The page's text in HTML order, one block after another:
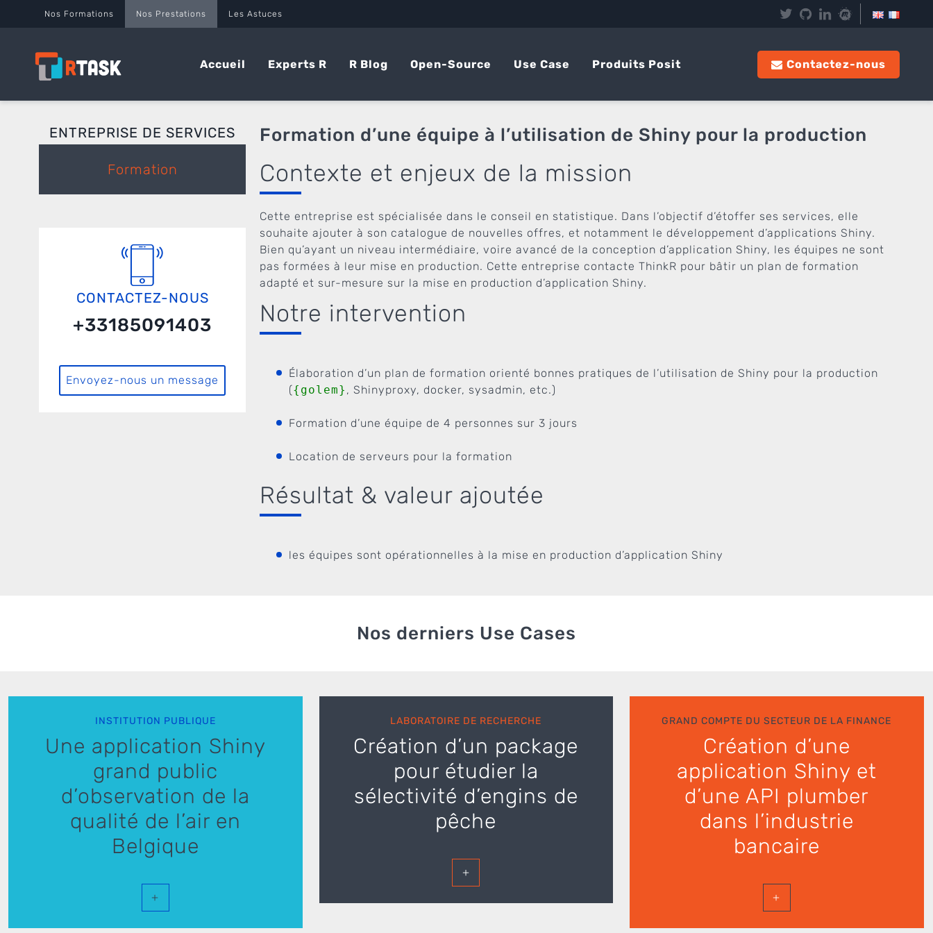
Nos Formations Nos Prestations Les Astuces
Accueil Experts R R Blog Open-Source Use Case Produits Posit Contactez-nous
ENTREPRISE DE SERVICES
Formation
CONTACTEZ-NOUS
+33185091403
Envoyez-nous un message
Formation d’une équipe à l’utilisation de Shiny pour la production
Contexte et enjeux de la mission
Cette entreprise est spécialisée dans le conseil en statistique. Dans l’objectif d’étoffer ses services, elle
souhaite ajouter à son catalogue de nouvelles offres, et notamment le développement d’applications Shiny.
Bien qu’ayant un niveau intermédiaire, voire avancé de la conception d’application Shiny, les équipes ne sont
pas formées à leur mise en production. Cette entreprise contacte ThinkR pour bâtir un plan de formation
adapté et sur-mesure sur la mise en production d’application Shiny.
Notre intervention
Élaboration d’un plan de formation orienté bonnes pratiques de l’utilisation de Shiny pour la production
({golem} , Shinyproxy, docker, sysadmin, etc.)
Formation d’une équipe de 4 personnes sur 3 jours
Location de serveurs pour la formation
Résultat & valeur ajoutée
les équipes sont opérationnelles à la mise en production d’application Shiny
Nos derniers Use Cases
INSTITUTION PUBLIQUE
Une application Shiny
grand public
d’observation de la
qualité de l’air en
Belgique
+
LABORATOIRE DE RECHERCHE
Création d’un package
pour étudier la
sélectivité d’engins de
pêche
+
GRAND COMPTE DU SECTEUR DE LA FINANCE
Création d’une
application Shiny et
d’une API plumber
dans l’industrie
bancaire
+
Panneau de gestion des cookies